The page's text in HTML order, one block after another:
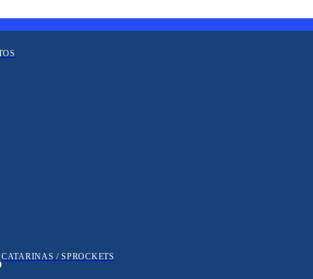
CATARINAS / SPROCKETS